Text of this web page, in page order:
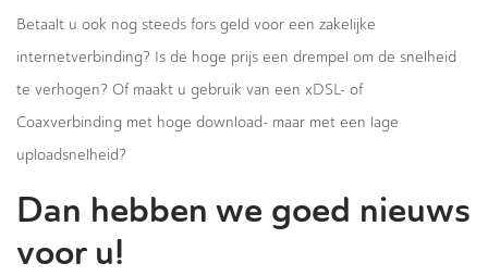
Betaalt u ook nog steeds fors geld voor een zakelijke
internetverbinding? Is de hoge prijs een drempel om de snelheid
te verhogen? Of maakt u gebruik van een xDSL- of
Coaxverbinding met hoge download- maar met een lage
uploadsnelheid?
Dan hebben we goed nieuws
voor u!